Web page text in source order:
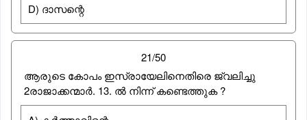
D) ദാസന്റെ
21/50
ആരുടെ കോപം ഇസ്രായേലിനെതിരെ ജ്വലിച്ചു
2രാജാക്കന്മാര്‍. 13. ല്‍ നിന്ന് കണ്ടെത്തുക ?